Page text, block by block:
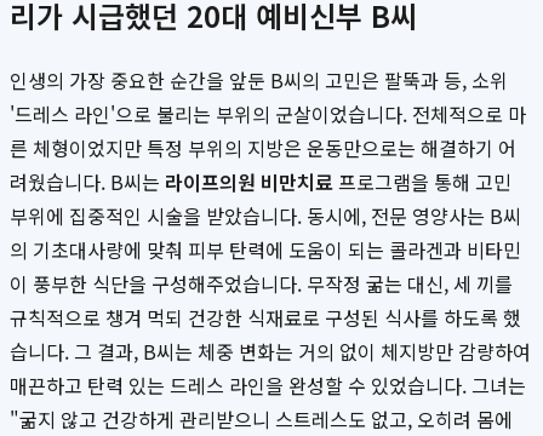
리가 시급했던 20대 예비신부 B씨
인생의 가장 중요한 순간을 앞둔 B씨의 고민은 팔뚝과 등, 소위
'드레스 라인'으로 불리는 부위의 군살이었습니다. 전체적으로 마
른 체형이었지만 특정 부위의 지방은 운동만으로는 해결하기 어
려웠습니다. B씨는 라이프의원 비만치료프로그램을 통해 고민
부위에 집중적인 시술을 받았습니다. 동시에, 전문 영양사는 B씨
의 기초대사량에 맞춰 피부 탄력에 도움이 되는 콜라겐과 비타민
이 풍부한 식단을 구성해주었습니다. 무작정 굶는 대신, 세 끼를
규칙적으로 챙겨 먹되 건강한 식재료로 구성된 식사를 하도록 했
습니다. 그 결과, B씨는 체중 변화는 거의 없이 체지방만 감량하여
매끈하고 탄력 있는 드레스 라인을 완성할 수 있었습니다. 그녀는
"굶지 않고 건강하게 관리받으니 스트레스도 없고, 오히려 몸에